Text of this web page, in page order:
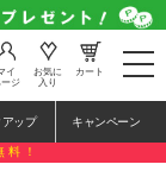
t
o
e
n
イ
ジ
お気に
入り
カート
アップ キャンペーン
料！